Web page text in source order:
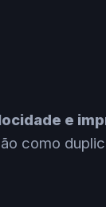
e
como